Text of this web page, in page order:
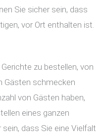
Sie sicher sein, dass
vor Ort enthalten ist.
zu bestellen, von
Gästen schmecken
von Gästen haben,
eines ganzen
dass Sie eine Vielfalt